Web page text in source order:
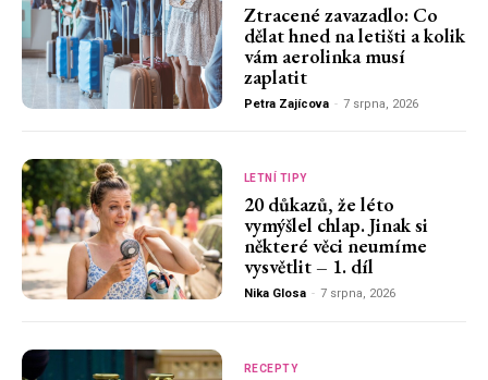
Ztracené zavazadlo: Co
dělat hned na letišti a kolik
vám aerolinka musí
zaplatit
Petra Zajícova - 7 srpna, 2026
LETNÍ TIPY
20 důkazů, že léto
vymýšlel chlap. Jinak si
některé věci neumíme
vysvětlit – 1. díl
Nika Glosa - 7 srpna, 2026
RECEPTY